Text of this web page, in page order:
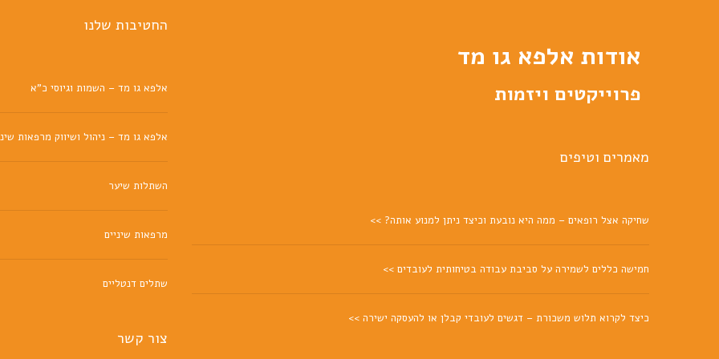
אודות אלפא גו מד
פרוייקטים ויזמות
מאמרים וטיפים
שחיקה אצל רופאים – ממה היא נובעת וכיצד ניתן למנוע אותה? >>
חמישה כללים לשמירה על סביבת עבודה בטיחותית לעובדים >>
כיצד לקרוא תלוש משכורת – דגשים לעובדי קבלן או להעסקה ישירה >>
החטיבות שלנו
אלפא גו מד – השמות וגיוסי כ"א
אלפא גו מד – ניהול ושיווק מרפאות
השתלות שיער
מרפאות שיניים
שתלים דנטליים
צור קשר